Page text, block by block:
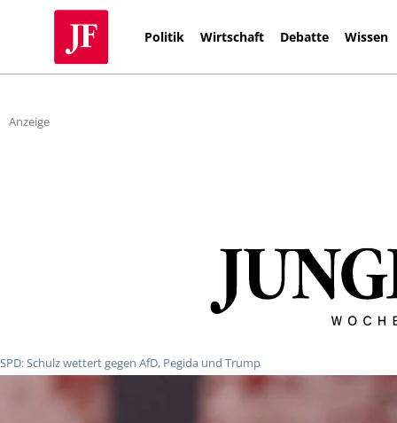
Politik Wirtschaft Debatte Wissen
Anzeige
SPD: Schulz wettert gegen AfD, Pegida und Trump